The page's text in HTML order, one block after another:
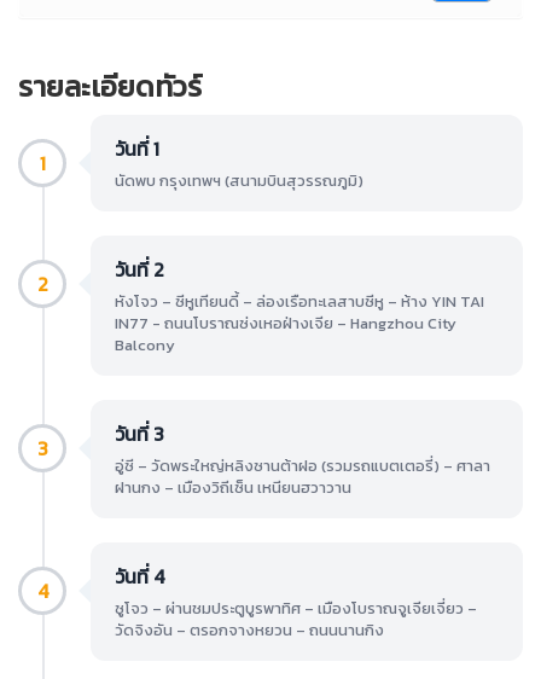
รายละเอียดทัวร์
1 วันที่ 1
นัดพบ กรุงเทพฯ (สนามบินสุวรรณภูมิ)
2 วันที่ 2
หังโจว – ซีหูเทียนดี้ – ล่องเรือทะเลสาบซีหู – ห้าง YIN TAI
IN77 - ถนนโบราณซ่งเหอฝ่างเจีย – Hangzhou City
Balcony
3 วันที่ 3
อู่ซี – วัดพระใหญ่หลิงซานต้าฝอ (รวมรถแบตเตอรี่) – ศาลา
ฝานกง – เมืองวิถีเซ็น เหนียนฮวาวาน
4 วันที่ 4
ซูโจว – ผ่านชมประตูบูรพาทิศ – เมืองโบราณจูเจียเจี่ยว –
วัดจิงอัน – ตรอกจางหยวน – ถนนนานกิง